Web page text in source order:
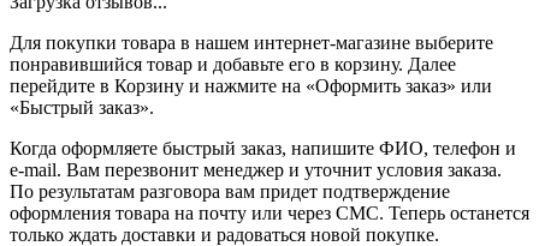
Для покупки товара в нашем интернет-магазине выберите
понравившийся товар и добавьте его в корзину. Далее
перейдите в Корзину и нажмите на «Оформить заказ» или
«Быстрый заказ».
Когда оформляете быстрый заказ, напишите ФИО, телефон и
e-mail. Вам перезвонит менеджер и уточнит условия заказа.
По результатам разговора вам придет подтверждение
оформления товара на почту или через СМС. Теперь останется
только ждать доставки и радоваться новой покупке.